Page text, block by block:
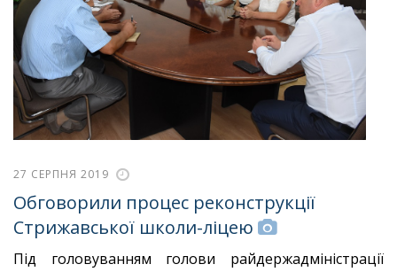
27 СЕРПНЯ 2019
Обговорили процес реконструкції
Cтрижавської школи-ліцею
Під головуванням голови райдержадміністрації